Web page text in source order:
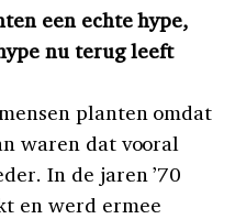
een echte hype,
nu terug leeft
planten omdat
waren dat vooral
In de jaren ’70
en werd ermee